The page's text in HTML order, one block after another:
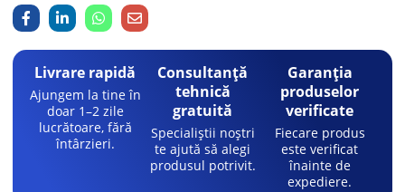
Livrare rapidă
Ajungem la tine în
doar 1–2 zile
lucrătoare, fără
întârzieri.
Consultanță
tehnică
gratuită
Specialiștii noștri
te ajută să alegi
produsul potrivit.
Garanția
produselor
verificate
Fiecare produs
este verificat
înainte de
expediere.